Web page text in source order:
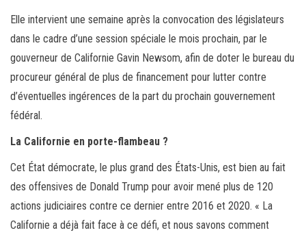
Elle intervient une semaine après la convocation des législateurs
dans le cadre d’une session spéciale le mois prochain, par le
gouverneur de Californie Gavin Newsom, afin de doter le bureau du
procureur général de plus de financement pour lutter contre
d’éventuelles ingérences de la part du prochain gouvernement
fédéral.
La Californie en porte-flambeau ?
Cet État démocrate, le plus grand des États-Unis, est bien au fait
des offensives de Donald Trump pour avoir mené plus de 120
actions judiciaires contre ce dernier entre 2016 et 2020. « La
Californie a déjà fait face à ce défi, et nous savons comment